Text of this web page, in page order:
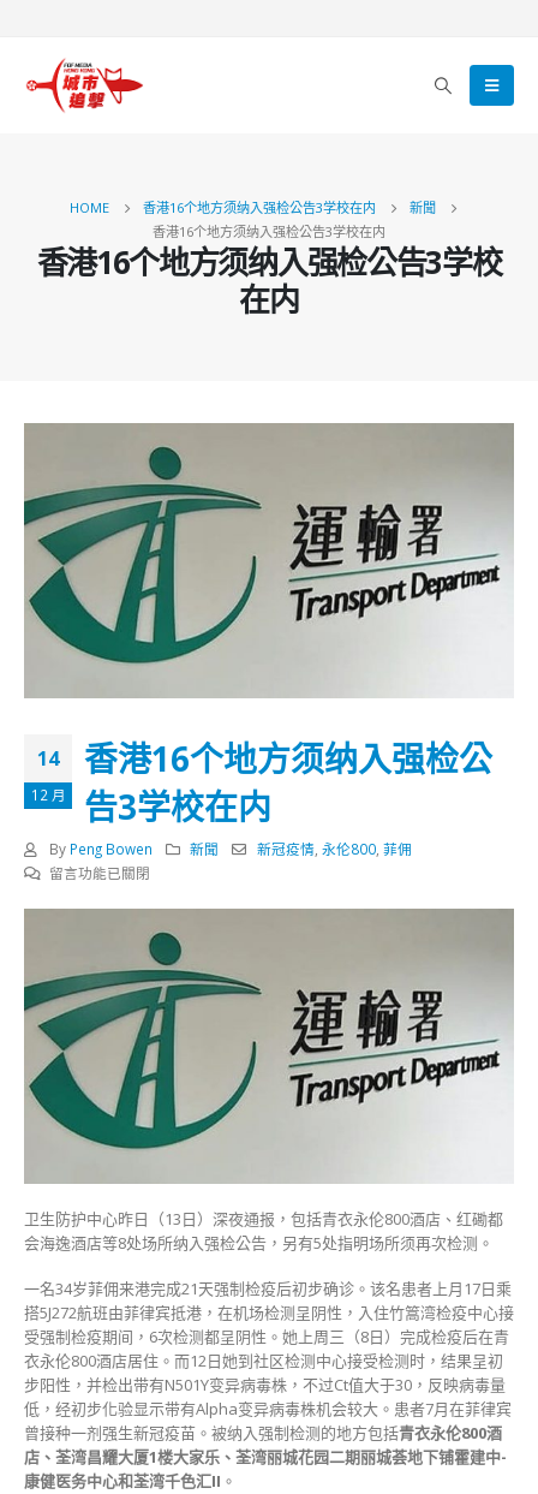
HOME 香港16个地方须纳入强检公告3学校在内
新聞
香港16个地方须纳入强检公告3学校在内
香港16个地方须纳入强检公告3学校
在内
14
12 月
香港16个地方须纳入强检公
告3学校在内
By Peng Bowen 新聞 新冠疫情 ,永伦800 ,菲佣
在
地
方
须
纳
强
告
3
学
校
在
内〉
中
留言功能已關閉
卫生防护中心昨日（13日）深夜通报，包括青衣永伦800酒店、红磡都
会海逸酒店等8处场所纳入强检公告，另有5处指明场所须再次检测。
一名34岁菲佣来港完成21天强制检疫后初步确诊。该名患者上月17日乘
搭5J272航班由菲律宾抵港，在机场检测呈阴性，入住竹篙湾检疫中心接
受强制检疫期间，6次检测都呈阴性。她上周三（8日）完成检疫后在青
衣永伦800酒店居住。而12日她到社区检测中心接受检测时，结果呈初
步阳性，并检出带有N501Y变异病毒株，不过Ct值大于30，反映病毒量
低，经初步化验显示带有Alpha变异病毒株机会较大。患者7月在菲律宾
曾接种一剂强生新冠疫苗。被纳入强制检测的地方包括青衣永伦800酒
店、荃湾昌耀大厦1楼大家乐、荃湾丽城花园二期丽城荟地下铺霍建中-
康健医务中心和荃湾千色汇II 。